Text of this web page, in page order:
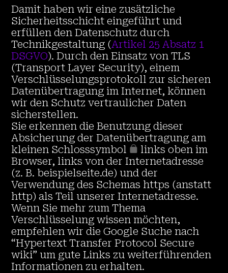
Damit haben wir eine zusätzliche
Sicherheitsschicht eingeführt und
erfüllen den Datenschutz durch
Technikgestaltung (Artikel 25 Absatz 1
DSGVO). Durch den Einsatz von TLS
(Transport Layer Security), einem
Verschlüsselungsprotokoll zur sicheren
Datenübertragung im Internet, können
wir den Schutz vertraulicher Daten
sicherstellen.
Sie erkennen die Benutzung dieser
Absicherung der Datenübertragung am
kleinen Schlosssymbol
links oben im
Browser, links von der Internetadresse
(z. B. beispielseite.de) und der
Verwendung des Schemas https (anstatt
http) als Teil unserer Internetadresse.
Wenn Sie mehr zum Thema
Verschlüsselung wissen möchten,
empfehlen wir die Google Suche nach
“Hypertext Transfer Protocol Secure
wiki” um gute Links zu weiterführenden
Informationen zu erhalten.